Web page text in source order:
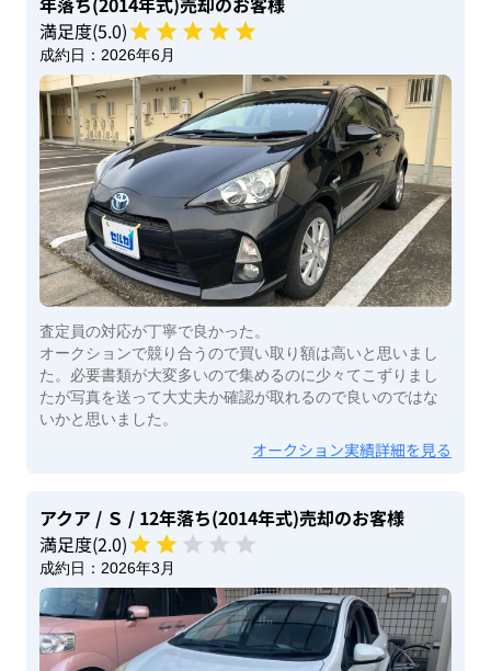
満足度(5.0)
成約日： 2026年6月
査定員の対応が丁寧で良かった。
オークションで競り合うので買い取り額は高いと思いまし
た。必要書類が大変多いので集めるのに少々てこずりまし
たが写真を送って大丈夫か確認が取れるので良いのではな
いかと思いました。
オークション実績詳細を見る
アクア / Ｓ / 12年落ち(2014年式)売却のお客様
満足度(2.0)
成約日： 2026年3月